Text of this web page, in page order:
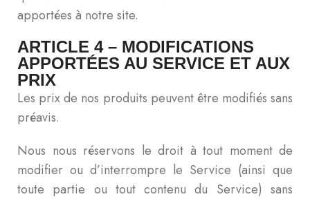
apportées à notre site.
ARTICLE 4 – MODIFICATIONS
APPORTÉES AU SERVICE ET AUX
PRIX
Les prix de nos produits peuvent être modifiés sans
préavis.
Nous nous réservons le droit à tout moment de
modifier ou d’interrompre le Service (ainsi que
toute partie ou tout contenu du Service) sans